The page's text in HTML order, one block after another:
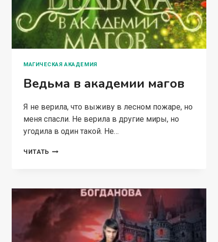
МАГИЧЕСКАЯ АКАДЕМИЯ
Ведьма в академии магов
Я не верила, что выживу в лесном пожаре, но
меня спасли. Не верила в другие миры, но
угодила в один такой. Не…
ЧИТАТЬ ВЕДЬМА